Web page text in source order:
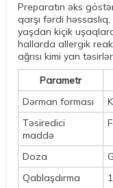
Preparatın əks
qarşı fərdi
yaşdan kiçik
hallarda allergik
ağrısı kimi yan
Parametr
Dərman forması
Təsiredici
maddə
Doza
Qablaşdırma